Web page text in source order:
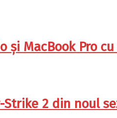
și MacBook Pro
Strike 2 din noul